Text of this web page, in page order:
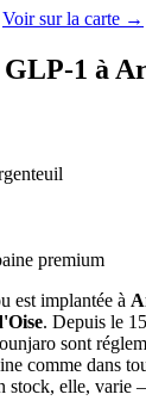
Voir sur la carte →
1 à
premium
est implantée à
. Depuis le
sont
comme dans
stock, elle, varie